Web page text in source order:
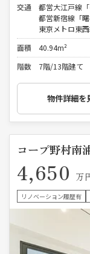
交通
都営大江戸線
都営新宿線「
東京メトロ東
面積
40.94m²
階数
7階/13階建て
物件詳細を
コープ野村南
4,650 万
リノベーション履歴有